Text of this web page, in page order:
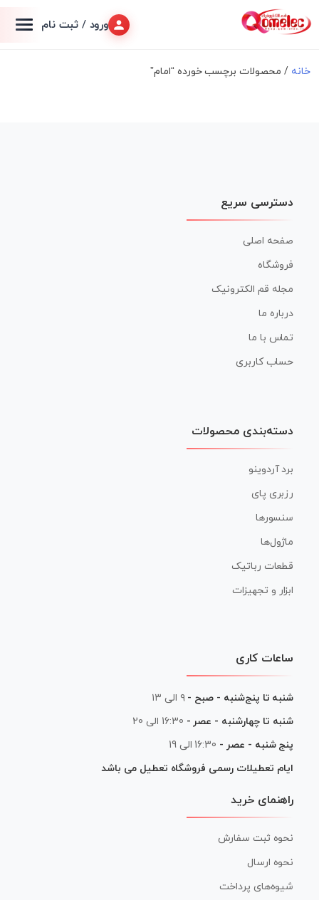
ورود / ثبت نام
خانه / محصولات برچسب خورده “امام”
دسترسی سریع
صفحه اصلی
فروشگاه
مجله قم الکترونیک
درباره ما
تماس با ما
حساب کاربری
دسته‌بندی محصولات
برد آردوینو
رزبری پای
سنسورها
ماژول‌ها
قطعات رباتیک
ابزار و تجهیزات
ساعات کاری
شنبه تا پنج‌شنبه - صبح - ۹ الی ۱۳
شنبه تا چهارشنبه - عصر - 16:30 الی 20
پنج شنبه - عصر - 16:30 الی 19
ایام تعطیلات رسمی فروشگاه تعطیل می باشد
راهنمای خرید
نحوه ثبت سفارش
نحوه ارسال
شیوه‌های پرداخت